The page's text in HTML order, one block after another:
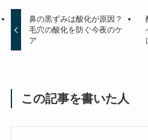
鼻の黒ずみは酸化が原因？
毛穴の酸化を防ぐ今夜のケ
ア
この記事を書いた人